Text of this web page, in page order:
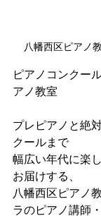
八幡西区ピアノ
ピアノコンクー
アノ教室
プレピアノと絶
クールまで
幅広い年代に楽
お届けする、
八幡西区ピアノ
ラのピアノ講師